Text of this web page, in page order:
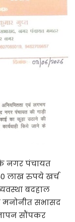
नगर पंचायत
लाख रुपये खर्च
बदहाल
मनोनीत सभासद
सौंपकर